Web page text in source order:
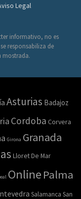
Legal
informativo, no es
responsabiliza de
mostrada.
Asturias Badajoz
Cordoba Corvera
Girona Granada
Lloret De Mar
Online Palma
Salamanca San